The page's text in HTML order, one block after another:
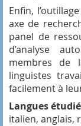
Enfin,
axe de
panel de
d’analyse
membres de
linguistes
facilement à
Langues
italien, anglais,